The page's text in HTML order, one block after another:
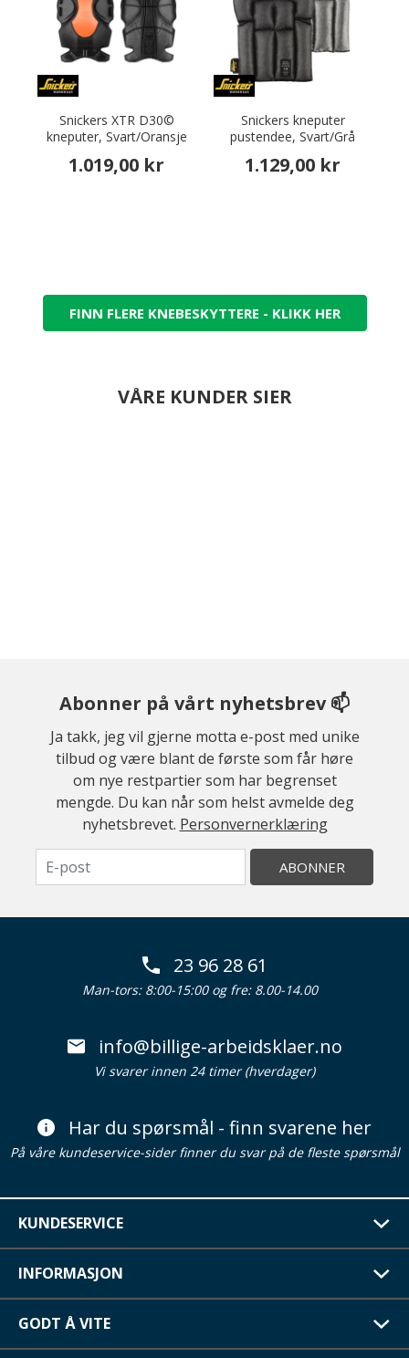
Snickers XTR D30©
kneputer, Svart/Oransje
1.019,00 kr
Snickers kneputer
pustendee, Svart/Grå
1.129,00 kr
FINN FLERE KNEBESKYTTERE - KLIKK HER
VÅRE KUNDER SIER
Abonner på vårt nyhetsbrev 📫
Ja takk, jeg vil gjerne motta e-post med unike
tilbud og være blant de første som får høre
om nye restpartier som har begrenset
mengde. Du kan når som helst avmelde deg
nyhetsbrevet. Personvernerklæring
ABONNER
23 96 28 61
Man-tors: 8:00-15:00 og fre: 8.00-14.00
info@billige-arbeidsklaer.no
Vi svarer innen 24 timer (hverdager)
Har du spørsmål - finn svarene her
På våre kundeservice-sider finner du svar på de fleste spørsmål
KUNDESERVICE
INFORMASJON
GODT Å VITE